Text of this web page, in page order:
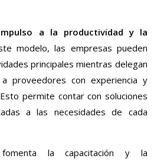
a la productividad y la
modelo, las empresas pueden
principales mientras delegan
a proveedores con experiencia y
permite contar con soluciones
a las necesidades de cada
la capacitación y la